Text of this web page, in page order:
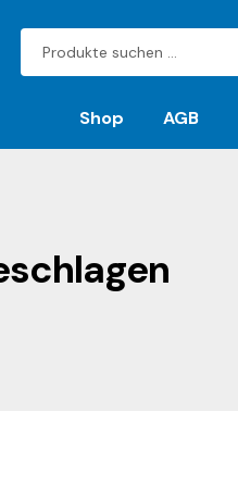
Shop AGB